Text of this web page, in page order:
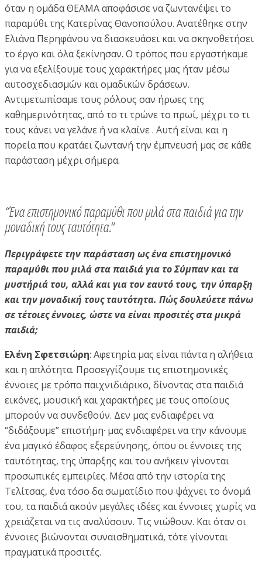
όταν η ομάδα ΘΕΑΜΑ αποφάσισε να ζωντανέψει το
παραμύθι της Κατερίνας Θανοπούλου. Ανατέθηκε στην
Ελιάνα Περηφάνου να διασκευάσει και να σκηνοθετήσει
το έργο και όλα ξεκίνησαν. Ο τρόπος που εργαστήκαμε
για να εξελίξουμε τους χαρακτήρες μας ήταν μέσω
αυτοσχεδιασμών και ομαδικών δράσεων.
Αντιμετωπίσαμε τους ρόλους σαν ήρωες της
καθημερινότητας, από το τι τρώνε το πρωί, μέχρι το τι
τους κάνει να γελάνε ή να κλαίνε . Αυτή είναι και η
πορεία που κρατάει ζωντανή την έμπνευσή μας σε κάθε
παράσταση μέχρι σήμερα.
“Ένα επιστημονικό παραμύθι που μιλά στα παιδιά για την
μοναδική τους ταυτότητα.“
Περιγράφετε την παράσταση ως ένα επιστημονικό
παραμύθι που μιλά στα παιδιά για το Σύμπαν και τα
μυστήριά του, αλλά και για τον εαυτό τους, την ύπαρξη
και την μοναδική τους ταυτότητα. Πώς δουλεύετε πάνω
σε τέτοιες έννοιες, ώστε να είναι προσιτές στα μικρά
παιδιά;
Ελένη Σφετσιώρη: Αφετηρία μας είναι πάντα η αλήθεια
και η απλότητα. Προσεγγίζουμε τις επιστημονικές
έννοιες με τρόπο παιχνιδιάρικο, δίνοντας στα παιδιά
εικόνες, μουσική και χαρακτήρες με τους οποίους
μπορούν να συνδεθούν. Δεν μας ενδιαφέρει να
“διδάξουμε” επιστήμη· μας ενδιαφέρει να την κάνουμε
ένα μαγικό έδαφος εξερεύνησης, όπου οι έννοιες της
ταυτότητας, της ύπαρξης και του ανήκειν γίνονται
προσωπικές εμπειρίες. Μέσα από την ιστορία της
Τελίτσας, ένα τόσο δα σωματίδιο που ψάχνει το όνομά
του, τα παιδιά ακούν μεγάλες ιδέες και έννοιες χωρίς να
χρειάζεται να τις αναλύσουν. Τις νιώθουν. Και όταν οι
έννοιες βιώνονται συναισθηματικά, τότε γίνονται
πραγματικά προσιτές.